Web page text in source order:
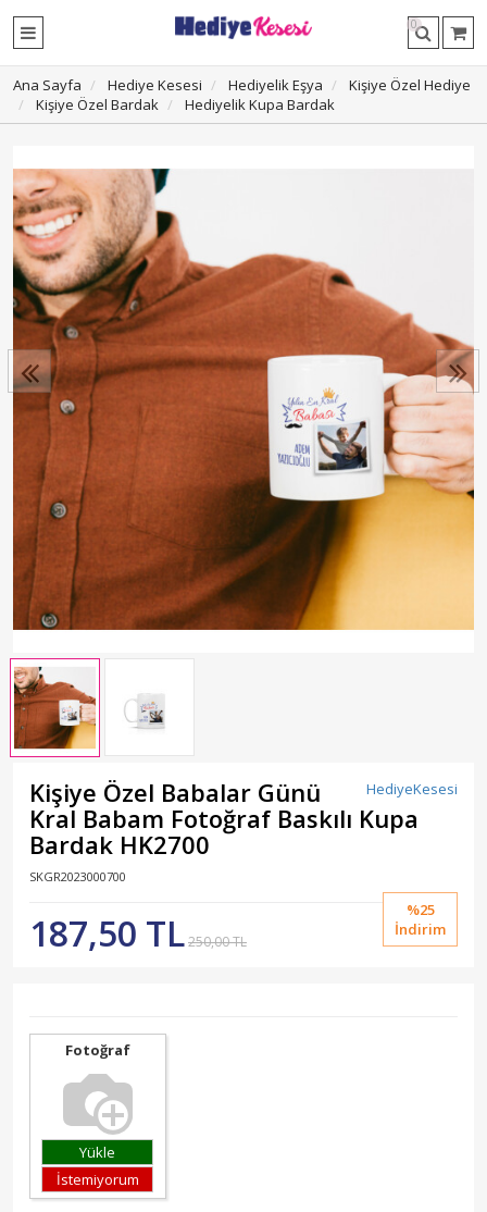
0
Ana Sayfa Hediye Kesesi Hediyelik Eşya
Kişiye Özel Hediye
Kişiye Özel Bardak
Hediyelik Kupa Bardak
HediyeKesesi
Kişiye Özel Babalar Günü
Kral Babam Fotoğraf Baskılı Kupa
Bardak HK2700
SKGR2023000700
%25
İndirim
187,50 TL250,00 TL
Fotoğraf
Yükle
İstemiyorum